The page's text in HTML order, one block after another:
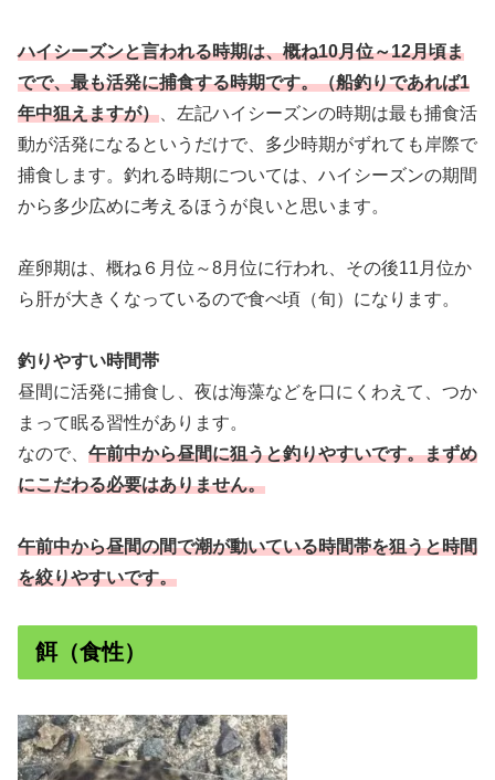
ハイシーズンと言われる時期は、概ね10月位～12月頃ま
でで、最も活発に捕食する時期です。（船釣りであれば1
年中狙えますが） 、左記ハイシーズンの時期は最も捕食活
動が活発になるというだけで、多少時期がずれても岸際で
捕食します。釣れる時期については、ハイシーズンの期間
から多少広めに考えるほうが良いと思います。
産卵期は、概ね６月位～8月位に行われ、その後11月位か
ら肝が大きくなっているので食べ頃（旬）になります。
釣りやすい時間帯
昼間に活発に捕食し、夜は海藻などを口にくわえて、つか
まって眠る習性があります。
なので、 午前中から昼間に狙うと釣りやすいです。まずめ
にこだわる必要はありません。
午前中から昼間の間で潮が動いている時間帯を狙うと時間
を絞りやすいです。
餌（食性）